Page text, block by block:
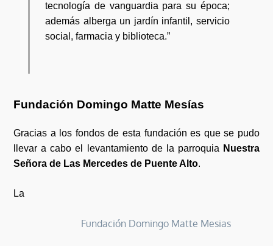
tecnología de vanguardia para su época;
además alberga un jardín infantil, servicio
social, farmacia y biblioteca.”
Fundación Domingo Matte Mesías
Gracias a los fondos de esta fundación es que se pudo
llevar a cabo el levantamiento de la parroquiaNuestra
Señora de Las Mercedes de Puente Alto.
Fundación Domingo Matte Mesias
La